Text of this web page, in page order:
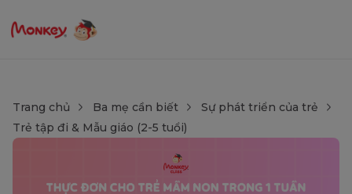
Trang chủ Ba mẹ cần biết
Sự phát triển của trẻ
Trẻ tập đi & Mẫu giáo (2-5 tuổi)